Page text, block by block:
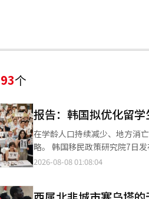
93个
报告：韩国拟优化留
在学龄人口持续减少、地方消
略。 韩国移民政策研究院7日发布《外国留学生人才引进的社会经济影响研究》报告，从高等教育、劳动力市场和地
方社会三个维度，对韩国留学
2026-08-08 01:08:04